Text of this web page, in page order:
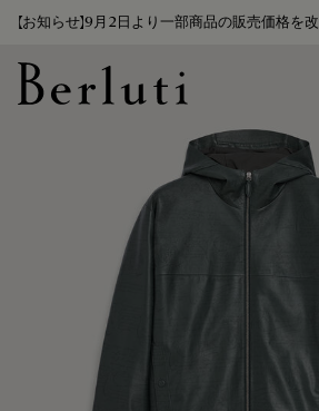
【お知らせ】9月2日より一部商品の販売価格を